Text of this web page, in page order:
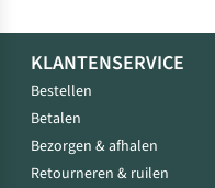
KLANTENSERVICE
Bestellen
Betalen
Bezorgen & afhalen
Retourneren & ruilen